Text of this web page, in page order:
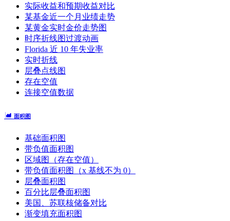
实际收益和预期收益对比
某基金近一个月业绩走势
某黄金实时金价走势图
时序折线图过渡动画
Florida 近 10 年失业率
实时折线
层叠点线图
存在空值
连接空值数据
面积图
基础面积图
带负值面积图
区域图（存在空值）
带负值面积图（x 基线不为 0）
层叠面积图
百分比层叠面积图
美国、苏联核储备对比
渐变填充面积图